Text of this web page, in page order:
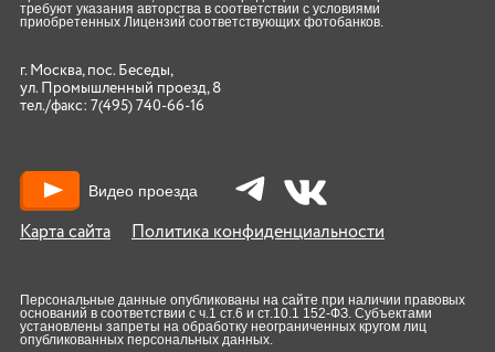
требуют указания авторства в соответствии с условиями
приобретенных Лицензий соответствующих фотобанков.
г. Москва, пос. Беседы,
ул. Промышленный проезд, 8
тел./факс: 7(495) 740-66-16
Карта сайта Политика конфиденциальности
Видео проезда
Персональные данные опубликованы на сайте при наличии правовых
оснований в соответствии с ч.1 ст.6 и ст.10.1 152-ФЗ. Субъектами
установлены запреты на обработку неограниченных кругом лиц
опубликованных персональных данных.